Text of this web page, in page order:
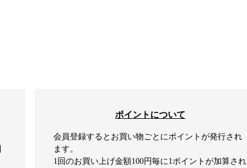
ポイントについて
会員登録するとお買い物ごとにポイントが発行され
ます。
1回のお買い上げ金額100円毎に1ポイントが加算され